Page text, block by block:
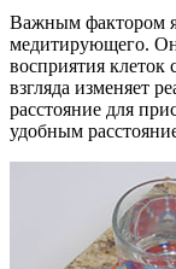
Важным фактором
медитирующего.
восприятия клеток
взгляда изменяет
расстояние для
удобным